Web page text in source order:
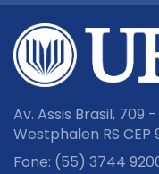
Av. Assis Brasil,
Westphalen RS
Fone: (55) 3744